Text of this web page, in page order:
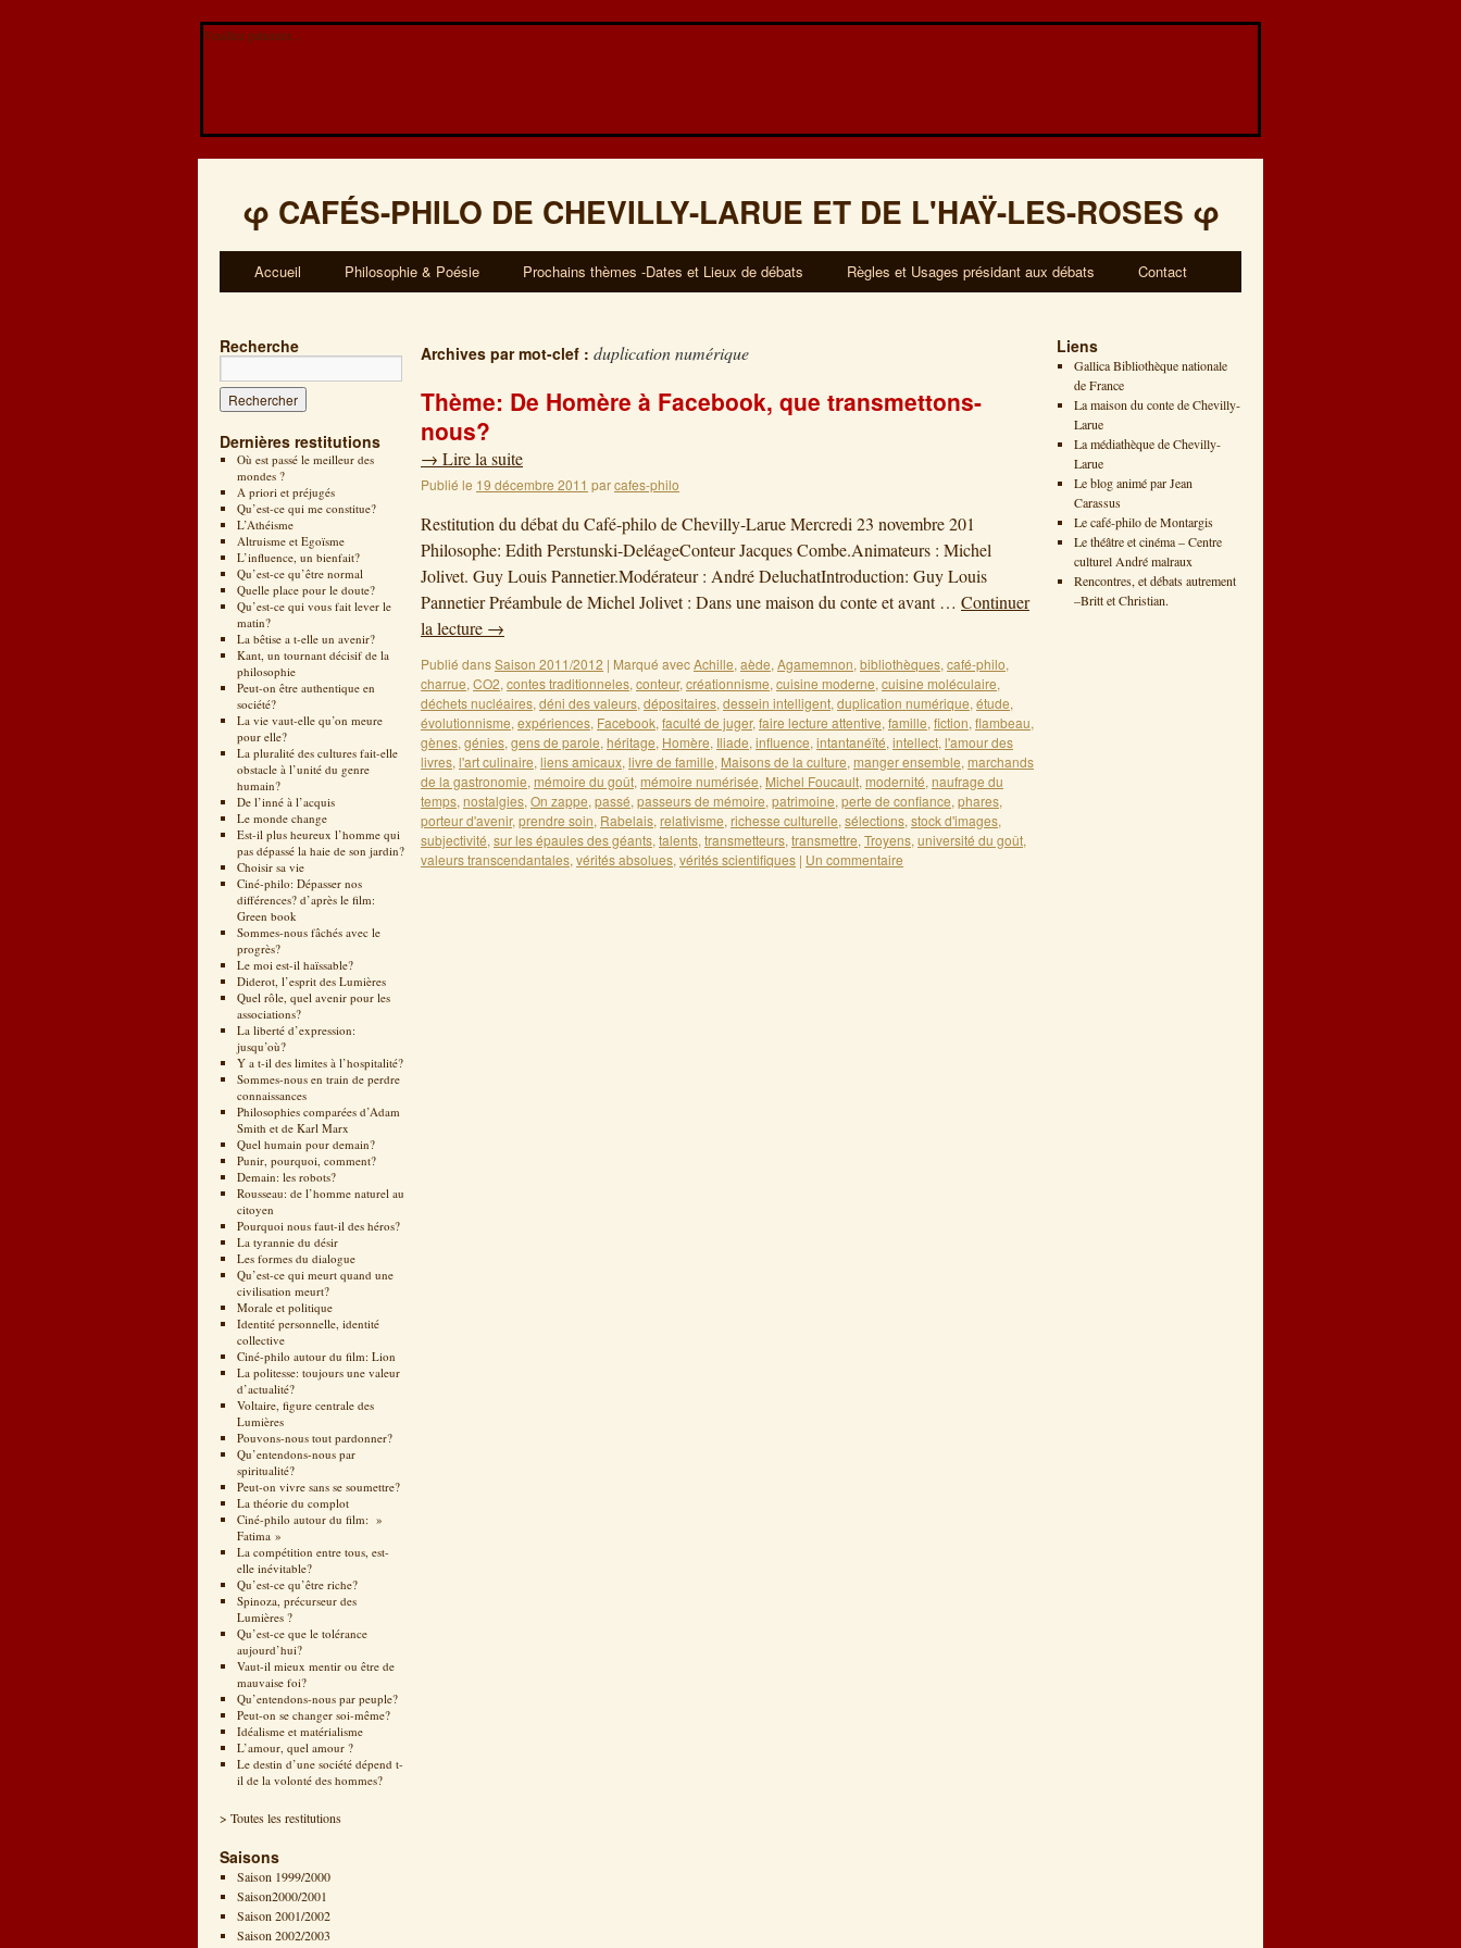
Veuillez patienter...
φ CAFÉS-PHILO DE CHEVILLY-LARUE ET DE L'HAŸ-LES-ROSES φ
Accueil Philosophie & Poésie Prochains thèmes -Dates et Lieux de débats Règles et Usages présidant aux débats Contact
Recherche
Dernières restitutions
Où est passé le meilleur des
mondes ?
A priori et préjugés
Qu’est-ce qui me constitue?
L’Athéisme
Altruisme et Egoïsme
L’influence, un bienfait?
Qu’est-ce qu’être normal
Quelle place pour le doute?
Qu’est-ce qui vous fait lever le
matin?
La bêtise a t-elle un avenir?
Kant, un tournant décisif de la
philosophie
Peut-on être authentique en
société?
La vie vaut-elle qu’on meure
pour elle?
La pluralité des cultures fait-elle
obstacle à l’unité du genre
humain?
De l’inné à l’acquis
Le monde change
Est-il plus heureux l’homme qui
pas dépassé la haie de son jardin?
Choisir sa vie
Ciné-philo: Dépasser nos
différences? d’après le film:
Green book
Sommes-nous fâchés avec le
progrès?
Le moi est-il haïssable?
Diderot, l’esprit des Lumières
Quel rôle, quel avenir pour les
associations?
La liberté d’expression:
jusqu’où?
Y a t-il des limites à l’hospitalité?
Sommes-nous en train de perdre
connaissances
Philosophies comparées d’Adam
Smith et de Karl Marx
Quel humain pour demain?
Punir, pourquoi, comment?
Demain: les robots?
Rousseau: de l’homme naturel au
citoyen
Pourquoi nous faut-il des héros?
La tyrannie du désir
Les formes du dialogue
Qu’est-ce qui meurt quand une
civilisation meurt?
Morale et politique
Identité personnelle, identité
collective
Ciné-philo autour du film: Lion
La politesse: toujours une valeur
d’actualité?
Voltaire, figure centrale des
Lumières
Pouvons-nous tout pardonner?
Qu’entendons-nous par
spiritualité?
Peut-on vivre sans se soumettre?
La théorie du complot
Ciné-philo autour du film: »
Fatima »
La compétition entre tous, est-
elle inévitable?
Qu’est-ce qu’être riche?
Spinoza, précurseur des
Lumières ?
Qu’est-ce que le tolérance
aujourd’hui?
Vaut-il mieux mentir ou être de
mauvaise foi?
Qu’entendons-nous par peuple?
Peut-on se changer soi-même?
Idéalisme et matérialisme
L’amour, quel amour ?
Le destin d’une société dépend t-
il de la volonté des hommes?
> Toutes les restitutions
Saisons
Saison 1999/2000
Saison2000/2001
Saison 2001/2002
Saison 2002/2003
Archives par mot-clef : duplication numérique
Thème: De Homère à Facebook, que transmettons-
nous?
→ Lire la suite
Publié le 19 décembre 2011 parcafes-philo
Restitution du débat du Café-philo de Chevilly-Larue Mercredi 23 novembre 201
Philosophe: Edith Perstunski-DeléageConteur Jacques Combe.Animateurs : Michel
Jolivet. Guy Louis Pannetier.Modérateur : André DeluchatIntroduction: Guy Louis
Pannetier Préambule de Michel Jolivet : Dans une maison du conte et avant … Continuer
la lecture →
Publié dansSaison 2011/2012 | Marqué avecAchille, aède, Agamemnon, bibliothèques, café-philo,
charrue, CO2, contes traditionneles, conteur, créationnisme, cuisine moderne, cuisine moléculaire,
déchets nucléaires, déni des valeurs, dépositaires, dessein intelligent, duplication numérique, étude,
évolutionnisme, expériences, Facebook, faculté de juger, faire lecture attentive, famille, fiction, flambeau,
gènes, génies, gens de parole, héritage, Homère, Iliade, influence, intantanéïté, intellect, l'amour des
livres, l'art culinaire, liens amicaux, livre de famille, Maisons de la culture, manger ensemble, marchands
de la gastronomie, mémoire du goût, mémoire numérisée, Michel Foucault, modernité, naufrage du
temps, nostalgies, On zappe, passé, passeurs de mémoire, patrimoine, perte de confiance, phares,
porteur d'avenir, prendre soin, Rabelais, relativisme, richesse culturelle, sélections, stock d'images,
subjectivité, sur les épaules des géants, talents, transmetteurs, transmettre, Troyens, université du goût,
valeurs transcendantales, vérités absolues, vérités scientifiques | Un commentaire
Liens
Gallica Bibliothèque nationale
de France
La maison du conte de Chevilly-
Larue
La médiathèque de Chevilly-
Larue
Le blog animé par Jean
Carassus
Le café-philo de Montargis
Le théâtre et cinéma – Centre
culturel André malraux
Rencontres, et débats autrement
–Britt et Christian.